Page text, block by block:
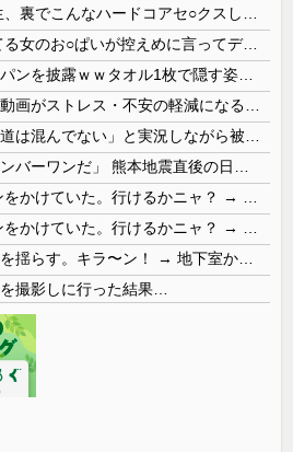
【画像】 隣で居眠りしてる女のお○ぱいが控えめに言ってデカいｗｗｗ
撮影しに行った結果…